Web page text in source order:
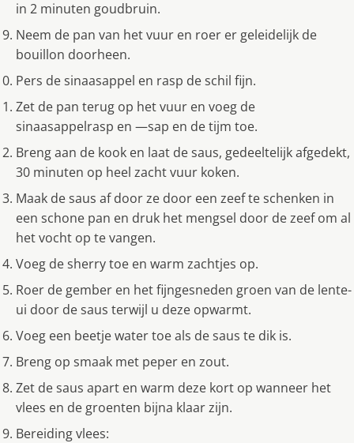
in 2 minuten goudbruin.
Neem de pan van het vuur en roer er geleidelijk de
bouillon doorheen.
Pers de sinaasappel en rasp de schil fijn.
Zet de pan terug op het vuur en voeg de
sinaasappelrasp en —sap en de tijm toe.
Breng aan de kook en laat de saus, gedeeltelijk afgedekt,
30 minuten op heel zacht vuur koken.
Maak de saus af door ze door een zeef te schenken in
een schone pan en druk het mengsel door de zeef om al
het vocht op te vangen.
Voeg de sherry toe en warm zachtjes op.
Roer de gember en het fijngesneden groen van de lente-
ui door de saus terwijl u deze opwarmt.
Voeg een beetje water toe als de saus te dik is.
Breng op smaak met peper en zout.
Zet de saus apart en warm deze kort op wanneer het
vlees en de groenten bijna klaar zijn.
Bereiding vlees: